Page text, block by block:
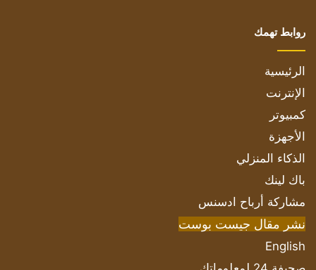
روابط تهمك
الرئيسية
الإنترنت
كمبيوتر
الأجهزة
الذكاء المنزلي
باك لينك
مشاركة أرباح ادسنس
نشر مقال جيست بوست
English